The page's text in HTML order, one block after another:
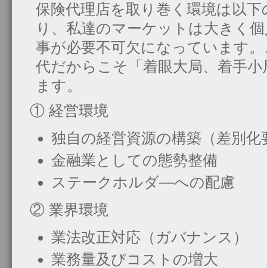
保険代理店を取り巻く環境は以
り、私達のマーケットは大きく
事が必要不可欠になっています
代だからこそ「着眼大局、着手
ます。
① 経営環境
独自の経営資源の構築（差別化
金融業としての態勢整備
ステークホルダ―への配慮
② 業界環境
業法改正対応（ガバナンス）
業務量及びコストの増大